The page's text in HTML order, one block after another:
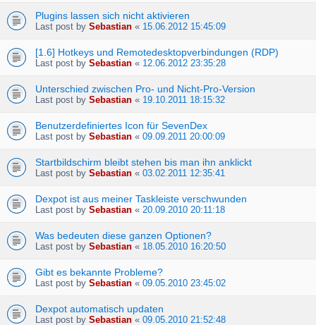
Plugins lassen sich nicht aktivieren
Last post by Sebastian « 15.06.2012 15:45:09
[1.6] Hotkeys und Remotedesktopverbindungen (RDP)
Last post by Sebastian « 12.06.2012 23:35:28
Unterschied zwischen Pro- und Nicht-Pro-Version
Last post by Sebastian « 19.10.2011 18:15:32
Benutzerdefiniertes Icon für SevenDex
Last post by Sebastian « 09.09.2011 20:00:09
Startbildschirm bleibt stehen bis man ihn anklickt
Last post by Sebastian « 03.02.2011 12:35:41
Dexpot ist aus meiner Taskleiste verschwunden
Last post by Sebastian « 20.09.2010 20:11:18
Was bedeuten diese ganzen Optionen?
Last post by Sebastian « 18.05.2010 16:20:50
Gibt es bekannte Probleme?
Last post by Sebastian « 09.05.2010 23:45:02
Dexpot automatisch updaten
Last post by Sebastian « 09.05.2010 21:52:48